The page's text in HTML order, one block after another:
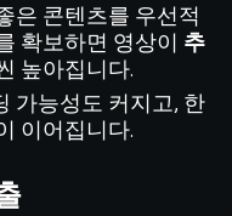
은 콘텐츠를 우선적
확보하면 영상이 추
높아집니다.
가능성도 커지고, 한
이어집니다.